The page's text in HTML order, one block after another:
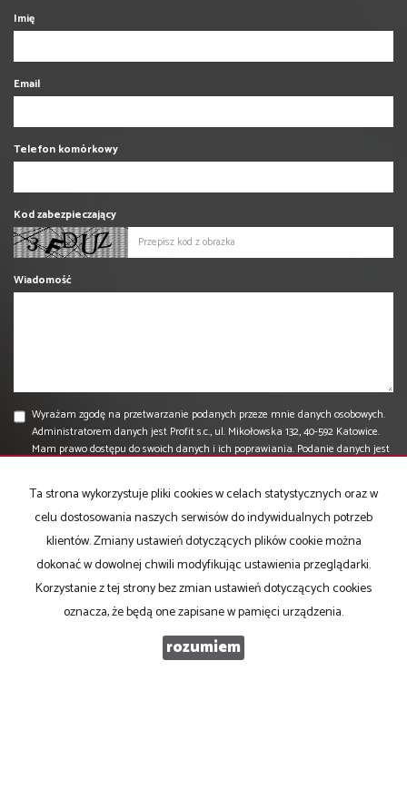
Imię
Email
Telefon komórkowy
Kod zabezpieczający
Wiadomość
Wyrażam zgodę na przetwarzanie podanych przeze mnie danych osobowych.
Administratorem danych jest Profit s.c., ul. Mikołowska 132, 40-592 Katowice.
Mam prawo dostępu do swoich danych i ich poprawiania. Podanie danych jest
żądanie przed zawarciem umowy.
PROFIT Nieruchomości Komercyjne
Ta strona wykorzystuje pliki cookies w celach statystycznych oraz w
celu dostosowania naszych serwisów do indywidualnych potrzeb
klientów. Zmiany ustawień dotyczących plików cookie można
dokonać w dowolnej chwili modyfikując ustawienia przeglądarki.
Korzystanie z tej strony bez zmian ustawień dotyczących cookies
oznacza, że będą one zapisane w pamięci urządzenia.
rozumiem